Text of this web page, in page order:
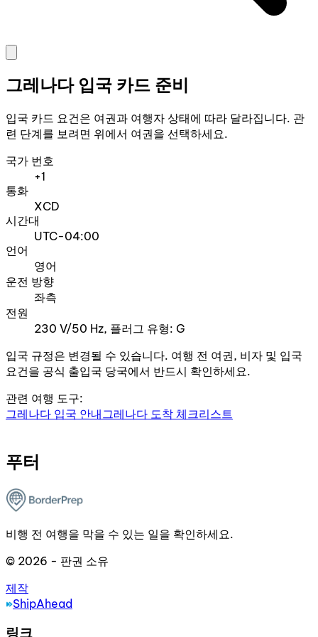
그레나다 입국 카드 준비
입국 카드 요건은 여권과 여행자 상태에 따라 달라집니다. 관
련 단계를 보려면 위에서 여권을 선택하세요.
국가 번호
+1
통화
XCD
시간대
UTC-04:00
언어
영어
운전 방향
좌측
전원
230 V/50 Hz, 플러그 유형: G
입국 규정은 변경될 수 있습니다. 여행 전 여권, 비자 및 입국
요건을 공식 출입국 당국에서 반드시 확인하세요.
관련 여행 도구:
그레나다 입국 안내그레나다 도착 체크리스트
푸터
비행 전 여행을 막을 수 있는 일을 확인하세요.
© 2026 - 판권 소유
제작
ShipAhead
링크